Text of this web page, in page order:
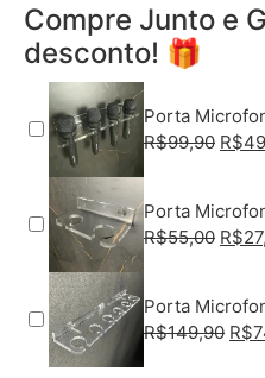
Compre Junto e
desconto! 🎁
Porta
R$99,90 R$
Porta
R$55,00 R$
Porta
R$149,90 R$